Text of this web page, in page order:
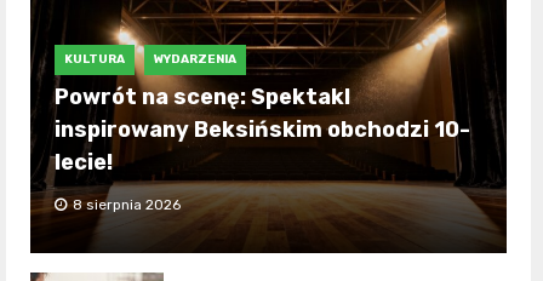
KULTURA WYDARZENIA
Powrót na scenę: Spektakl
inspirowany Beksińskim obchodzi 10-
lecie!
8 sierpnia 2026